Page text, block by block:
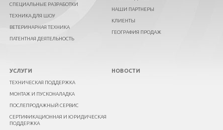
СПЕЦИАЛЬНЫЕ РАЗРАБОТКИ
ТЕХНИКА ДЛЯ ШОУ
ВЕТЕРИНАРНАЯ ТЕХНИКА
ПАТЕНТНАЯ ДЕЯТЕЛЬНОСТЬ
НАШИ ПАРТНЕРЫ
КЛИЕНТЫ
ГЕОГРАФИЯ ПРОДАЖ
УСЛУГИ
ТЕХНИЧЕСКАЯ ПОДДЕРЖКА
МОНТАЖ И ПУСКОНАЛАДКА
ПОСЛЕПРОДАЖНЫЙ СЕРВИС
СЕРТИФИКАЦИОННАЯ И ЮРИДИЧЕСКАЯ
ПОДДЕРЖКА
НОВОСТИ